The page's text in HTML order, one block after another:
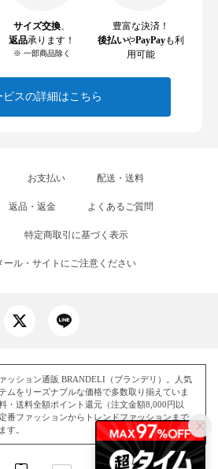
サイズ交換
返品承ります！
※ 一部商品除く
豊富な決済！
後払いやPayPayも利
用可能
ビスの詳細はこちら
お支払い 配送・送料
返品・返金 よくあるご質問
特定商取引に基づく表示
ール・サイトにご注意ください
ッション通販 BRANDELI（ブランデリ）。人気
ムをリーズナブルな価格で多数取り揃えていま
・送料全額ポイント還元（注文金額8,000円以
番ファッションからトレンドファッションまで、
す。